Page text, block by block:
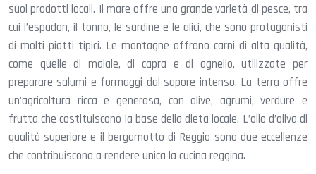
suoi prodotti locali. Il mare offre una grande varietà di pesce, tra
cui l’espadon, il tonno, le sardine e le alici, che sono protagonisti
di molti piatti tipici. Le montagne offrono carni di alta qualità,
come quelle di maiale, di capra e di agnello, utilizzate per
preparare salumi e formaggi dal sapore intenso. La terra offre
un’agricoltura ricca e generosa, con olive, agrumi, verdure e
frutta che costituiscono la base della dieta locale. L’olio d’oliva di
qualità superiore e il bergamotto di Reggio sono due eccellenze
che contribuiscono a rendere unica la cucina reggina.